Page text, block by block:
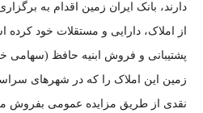
از املاک، دارایی و مستقلات خود
پشتیبانی و فروش ابنیه حافظ (سهامی
زمین این املاک را که در شهر‌های
نقدی از طریق مزایده عمومی بفروش